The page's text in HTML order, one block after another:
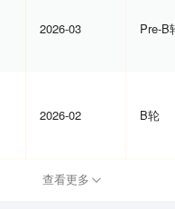
2026-03 Pre-B
2026-02 B轮
查看更多